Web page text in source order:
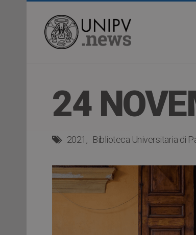
24
2021 Biblioteca Universitaria di